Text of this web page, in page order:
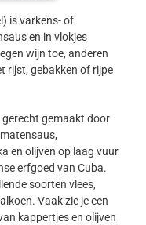
is varkens- of
en in vlokjes
wijn toe, anderen
rijst, gebakken of rijpe
gerecht gemaakt door
en olijven op laag vuur
erfgoed van Cuba.
soorten vlees,
Vaak zie je een
kappertjes en olijven